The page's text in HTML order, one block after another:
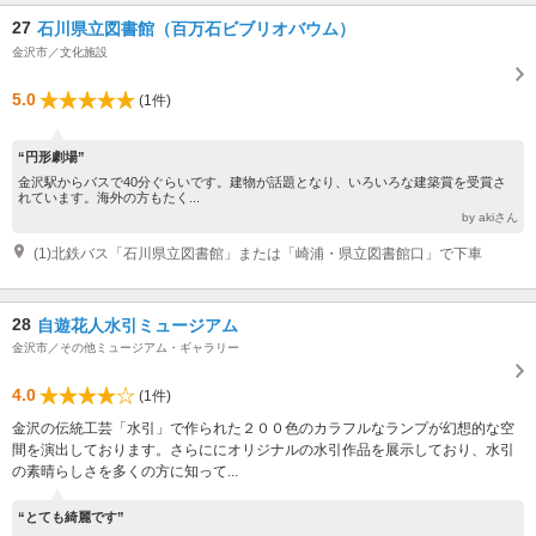
理期間
27 石川県立図書館（百万石ビブリオバウム）
金沢市／文化施設
5.0 (1件)
“円形劇場”
金沢駅からバスで40分ぐらいです。建物が話題となり、いろいろな建築賞を受賞さ
れています。海外の方もたく...
by akiさん
(1)北鉄バス「石川県立図書館」または「崎浦・県立図書館口」で下車
28 自遊花人水引ミュージアム
金沢市／その他ミュージアム・ギャラリー
4.0
(1件)
金沢の伝統工芸「水引」で作られた２００色のカラフルなランプが幻想的な空
間を演出しております。さらににオリジナルの水引作品を展示しており、水引
の素晴らしさを多くの方に知って...
“とても綺麗です”